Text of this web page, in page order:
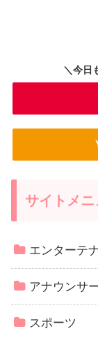
＼今日
サイトメニ
エンターテ
アナウンサ
スポーツ